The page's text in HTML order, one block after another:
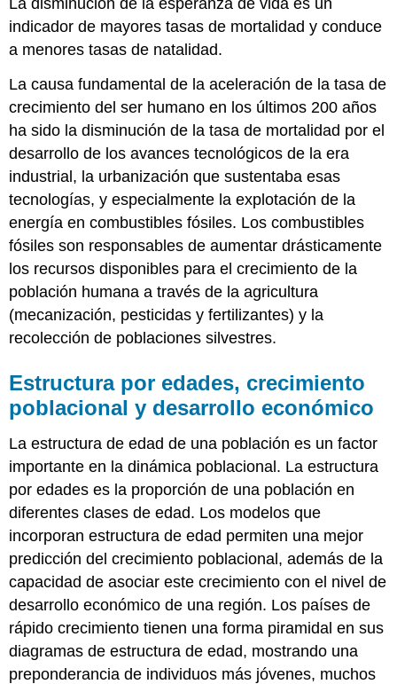
La disminución de la esperanza de vida es un
indicador de mayores tasas de mortalidad y conduce
a menores tasas de natalidad.
La causa fundamental de la aceleración de la tasa de
crecimiento del ser humano en los últimos 200 años
ha sido la disminución de la tasa de mortalidad por el
desarrollo de los avances tecnológicos de la era
industrial, la urbanización que sustentaba esas
tecnologías, y especialmente la explotación de la
energía en combustibles fósiles. Los combustibles
fósiles son responsables de aumentar drásticamente
los recursos disponibles para el crecimiento de la
población humana a través de la agricultura
(mecanización, pesticidas y fertilizantes) y la
recolección de poblaciones silvestres.
Estructura por edades, crecimiento
poblacional y desarrollo económico
La estructura de edad de una población es un factor
importante en la dinámica poblacional. La estructura
por edades es la proporción de una población en
diferentes clases de edad. Los modelos que
incorporan estructura de edad permiten una mejor
predicción del crecimiento poblacional, además de la
capacidad de asociar este crecimiento con el nivel de
desarrollo económico de una región. Los países de
rápido crecimiento tienen una forma piramidal en sus
diagramas de estructura de edad, mostrando una
preponderancia de individuos más jóvenes, muchos